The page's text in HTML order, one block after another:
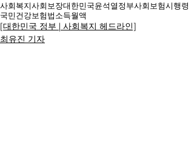
사회복지사회보장대한민국윤석열정부사회보험시행령
국민건강보험법소득월액
[대한민국 정부 | 사회복지 헤드라인]
최유진 기자